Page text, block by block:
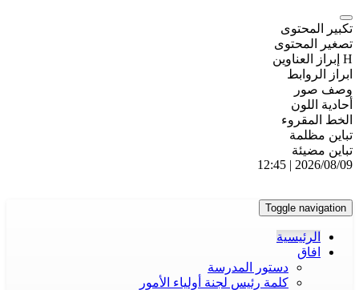
تكبير المحتوى
تصغير المحتوى
H إبراز العناوين
ابراز الروابط
وصف صور
أحادية اللون
الخط المقروء
تباين مظلمة
تباين مضيئة
2026/08/09 | 12:45
Toggle navigation
الرئيسية
افاق
دستور المدرسة
كلمة رئيس لجنة أولياء الأمور